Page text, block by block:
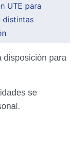
UTE para
distintas
disposición para
se